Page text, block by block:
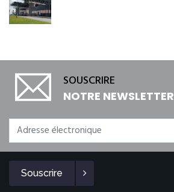
SOUSCRIRE
NOTRE NEWSLETTER
Souscrire